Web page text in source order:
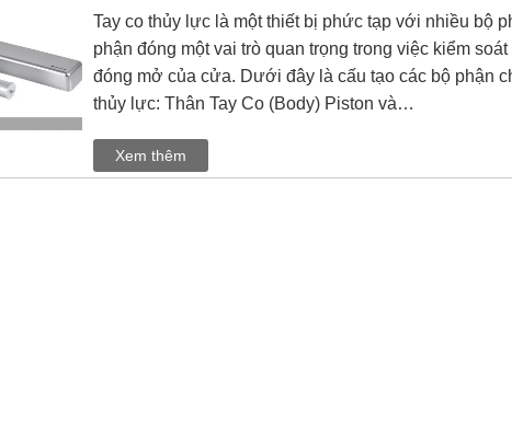
Tay co thủy lực là một thiết bị phức tạp với nhiều bộ
phận đóng một vai trò quan trọng trong việc kiểm
đóng mở của cửa. Dưới đây là cấu tạo các bộ phận
thủy lực: Thân Tay Co (Body) Piston và…
Xem thêm